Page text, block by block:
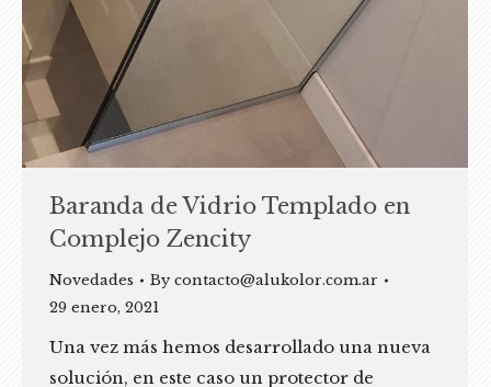
Baranda de Vidrio Templado en
Complejo Zencity
Novedades Bycontacto@alukolor.com.ar
29 enero, 2021
Una vez más hemos desarrollado una nueva
solución, en este caso un protector de